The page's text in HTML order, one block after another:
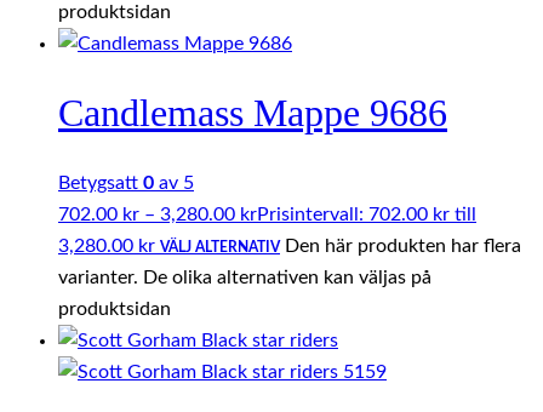
produktsidan
Candlemass Mappe 9686
Betygsatt 0 av 5
702.00 kr – 3,280.00 krPrisintervall: 702.00 kr till
3,280.00 kr VÄLJ ALTERNATIV Den här produkten har flera
varianter. De olika alternativen kan väljas på
produktsidan